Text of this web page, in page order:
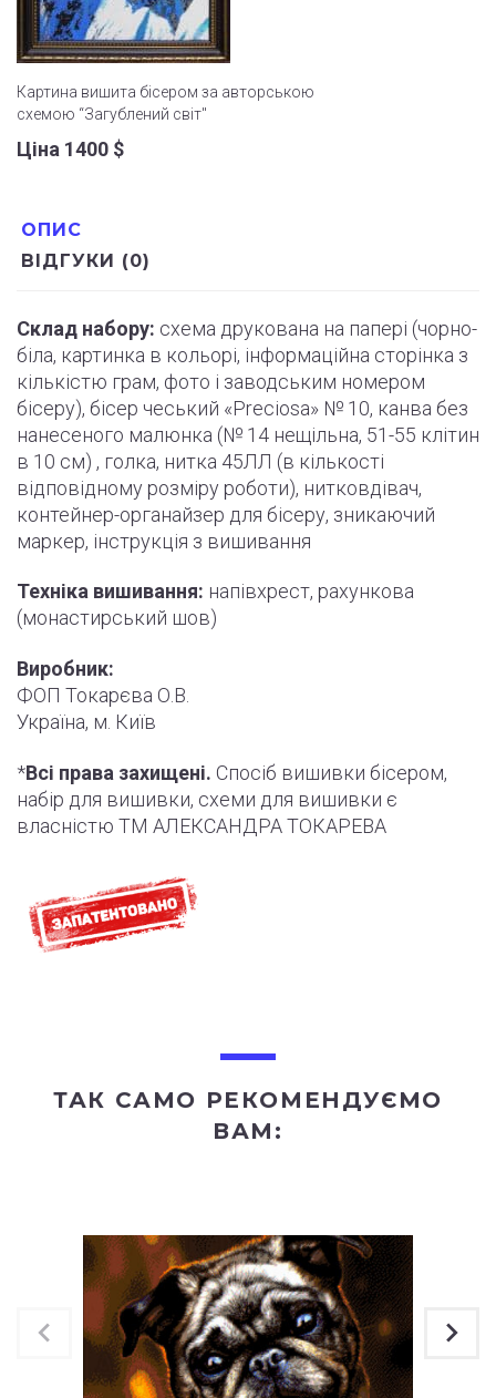
ОПИС
ВІДГУКИ (0)
Склад набору: схема друкована на папері (чорно-
біла, картинка в кольорі, інформаційна сторінка з
кількістю грам, фото і заводським номером
бісеру), бісер чеський «Preciosa» № 10, канва без
нанесеного малюнка (№ 14 нещільна, 51-55 клітин
в 10 см) , голка, нитка 45ЛЛ (в кількості
відповідному розміру роботи), нитковдівач,
контейнер-органайзер для бісеру, зникаючий
маркер, інструкція з вишивання
Техніка вишивання: напівхрест, рахункова
(монастирський шов)
Виробник:
ФОП Токарєва О.В.
Україна, м. Київ
*Всі права захищені. Спосіб вишивки бісером,
набір для вишивки, схеми для вишивки є
власністю ТМ АЛЕКСАНДРА ТОКАРЕВА
Картина вишита бісером за авторською
схемою “Загублений світ"
Ціна 1400 $
ТАК САМО РЕКОМЕНДУЄМО
ВАМ: